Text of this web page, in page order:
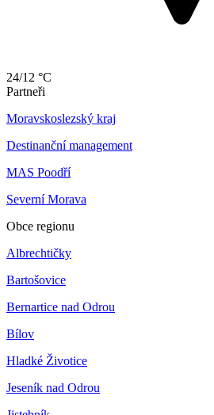
24/12 °C
Partneři
Moravskoslezský kraj
Destinanční management
MAS Poodří
Severní Morava
Obce regionu
Albrechtičky
Bartošovice
Bernartice nad Odrou
Bílov
Hladké Životice
Jeseník nad Odrou